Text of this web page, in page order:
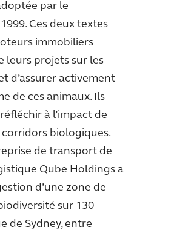
par le
Ces deux textes
immobiliers
leurs projets sur les
d’assurer activement
de ces animaux. Ils
à l’impact de
biologiques.
de transport de
Qube Holdings a
d’une zone de
sur 130
de Sydney, entre